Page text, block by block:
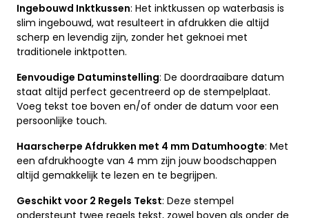
Ingebouwd Inktkussen: Het inktkussen op waterbasis is
slim ingebouwd, wat resulteert in afdrukken die altijd
scherp en levendig zijn, zonder het geknoei met
traditionele inktpotten.
Eenvoudige Datuminstelling: De doordraaibare datum
staat altijd perfect gecentreerd op de stempelplaat.
Voeg tekst toe boven en/of onder de datum voor een
persoonlijke touch.
Haarscherpe Afdrukken met 4 mm Datumhoogte: Met
een afdrukhoogte van 4 mm zijn jouw boodschappen
altijd gemakkelijk te lezen en te begrijpen.
Geschikt voor 2 Regels Tekst: Deze stempel
ondersteunt twee regels tekst, zowel boven als onder de